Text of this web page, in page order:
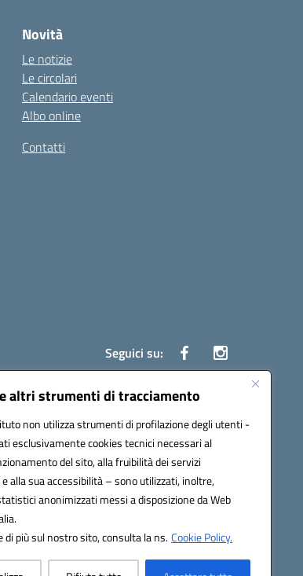
altri strumenti di tracciamento
non utilizza strumenti di profilazione degli utenti -
esclusivamente cookies tecnici necessari al
del sito, alla fruibilità dei servizi
alla sua accessibilità – sono utilizzati, inoltre,
anonimizzati messi a disposizione da Web
di più sul nostro sito, consulta la ns.Cookie Policy.
Novità
Le notizie
Le circolari
Calendario eventi
Albo online
Contatti
Seguici su: